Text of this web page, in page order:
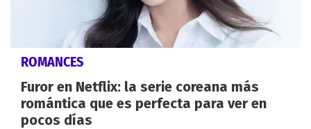
ROMANCES
Furor en Netflix: la serie coreana más
romántica que es perfecta para ver en
pocos días